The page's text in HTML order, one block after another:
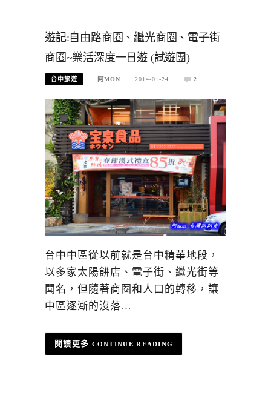
遊記:自由路商圈、繼光商圈、電子街
商圈~樂活深度一日遊 (試遊團)
台中旅遊 阿MON 2014-01-24 2
台中中區從以前就是台中精華地段，
以多家太陽餅店、電子街、繼光街等
聞名，但隨著商圈和人口的轉移，讓
中區逐漸的沒落…
CONTINUE READING